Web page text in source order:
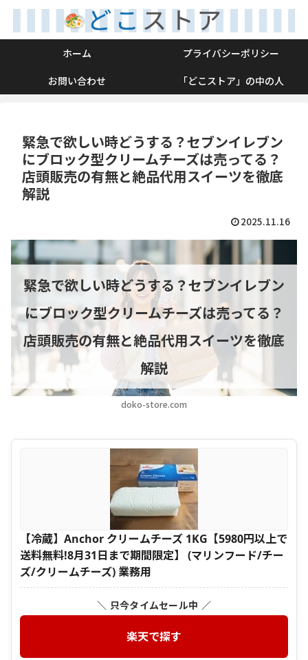
ホーム
プライバシーポリシー
お問い合わせ
「どこストア」の中の人
緊急で欲しい時どうする？セブンイレブン
にブロック型クリームチーズは売ってる？
店頭販売の有無と絶品代用スイーツを徹底
解説
2025.11.16
doko-store.com
緊急で欲しい時どうする？セブンイレブン
にブロック型クリームチーズは売ってる？
店頭販売の有無と絶品代用スイーツを徹底
解説
【冷蔵】Anchor クリームチーズ 1KG【5980円以上で
送料無料!8月31日まで期間限定】 (マリンフード/チー
ズ/クリームチーズ) 業務用
＼ 只今タイムセール中 ／
楽天で探す